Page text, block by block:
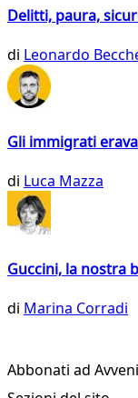
Delitti, paura,
di Leonardo
Gli immigrati
di Luca Mazza
Guccini, la nostra
di Marina Corradi
Abbonati ad